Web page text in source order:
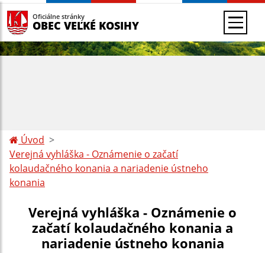
Oficiálne stránky
OBEC VEĽKÉ KOSIHY
Úvod
Verejná vyhláška - Oznámenie o začatí
kolaudačného konania a nariadenie ústneho
konania
Verejná vyhláška - Oznámenie o
začatí kolaudačného konania a
nariadenie ústneho konania